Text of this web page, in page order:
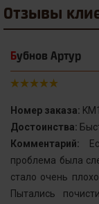
Отзывы
Бубнов Артур
Номер заказа:
Достоинства:
Комментарий:
проблема была
стало очень
Пытались